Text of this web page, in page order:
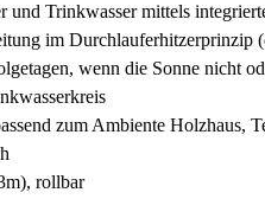
und Trinkwasser mittels
im Durchlauferhitzerprinzip
wenn die Sonne nicht
zum Ambiente Holzhaus,
rollbar